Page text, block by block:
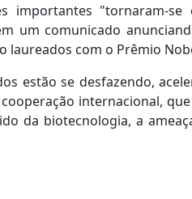
importantes "tornaram-
um comunicado
laureados com o Prêmio
estão se desfazendo,
internacional,
da biotecnologia, a